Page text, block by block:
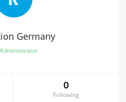
Germany
Administrator
0
Following